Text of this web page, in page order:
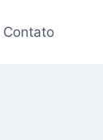
Contato